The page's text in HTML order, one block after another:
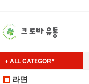
+ ALL CATEGORY
라면